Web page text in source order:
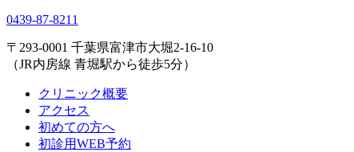
0439-87-8211
〒293-0001 千葉県富津市大堀2-16-10
（JR内房線 青堀駅から徒歩5分）
クリニック概要
アクセス
初めての方へ
初診用WEB予約